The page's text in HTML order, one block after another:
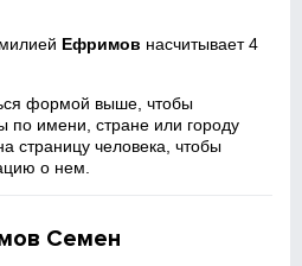
Ефримов насчитывает 4
формой выше, чтобы
по имени, стране или городу
страницу человека, чтобы
о нем.
Семен